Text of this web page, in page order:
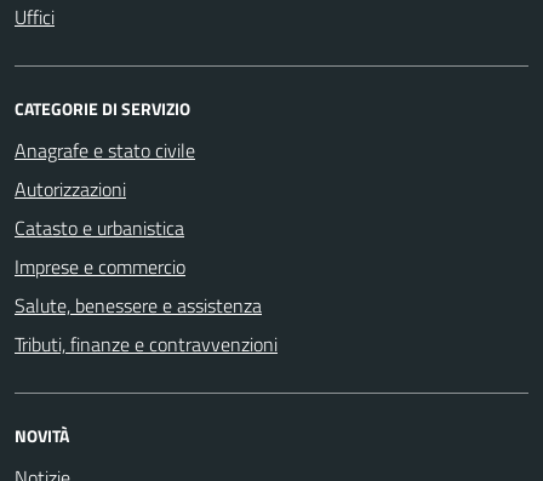
Uffici
CATEGORIE DI SERVIZIO
Anagrafe e stato civile
Autorizzazioni
Catasto e urbanistica
Imprese e commercio
Salute, benessere e assistenza
Tributi, finanze e contravvenzioni
NOVITÀ